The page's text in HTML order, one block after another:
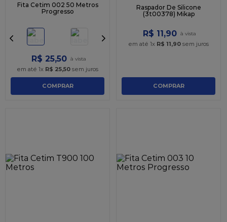
Fita Cetim 002 50 Metros
Progresso
R$ 25,50
em até 1x R$ 25,50 sem juros
COMPRAR
Raspador De Silicone
(3t00378) Mikap
R$ 11,90
em até 1x R$ 11,90 sem juros
COMPRAR